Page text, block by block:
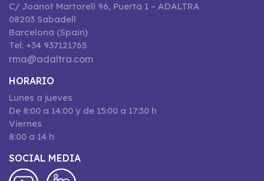
C/ Joanot Martorell 96, Puerta 1 – ADALTRA
08203 Sabadell
Barcelona (Spain)
Tel: +34 937121765
rma@adaltra.com
HORARIO
Lunes a jueves
De 8:00 a 14:00 y de 15:00 a 17:30 h
Viernes
8:00 a 14 h
SOCIAL MEDIA